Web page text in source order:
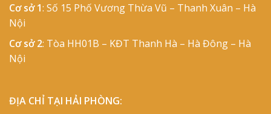
Cơ sở 1: Số 15 Phố Vương Thừa Vũ – Thanh Xuân – Hà
Nội
Cơ sở 2: Tòa HH01B – KĐT Thanh Hà – Hà Đông – Hà
Nội
ĐỊA CHỈ TẠI HẢI PHÒNG: